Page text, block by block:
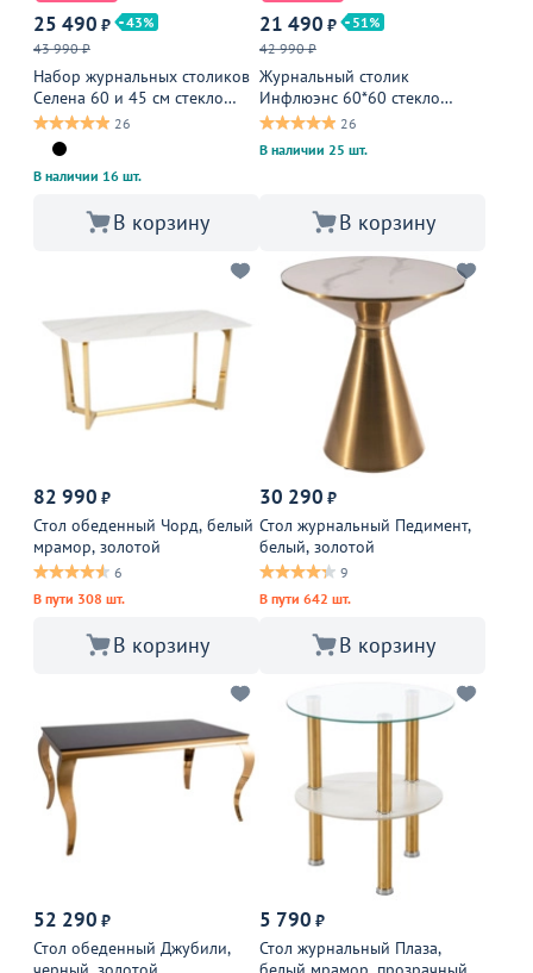
25 490 ₽
43
43 990 ₽
Набор журнальных столиков
Селена 60 и 45 см стекло
черный мрамор сталь золото
26
В наличии 16 шт.
В корзину
21 490 ₽
51
42 990 ₽
Журнальный столик
Инфлюэнс 60*60 стекло
smoke сталь золото
26
В наличии 25 шт.
В корзину
82 990 ₽
Стол обеденный Чорд, белый
мрамор, золотой
6
В пути 308 шт.
В корзину
30 290 ₽
Стол журнальный Педимент,
белый, золотой
9
В пути 642 шт.
В корзину
52 290 ₽
Стол обеденный Джубили,
5 790 ₽
Стол журнальный Плаза,